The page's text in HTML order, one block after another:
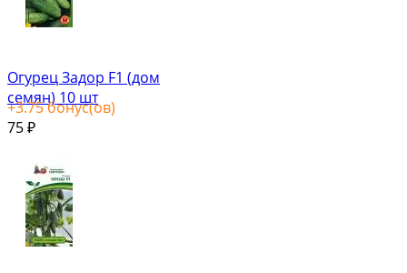
Огурец Задор F1 (дом
семян) 10 шт
+3.75бонус(ов)
75 ₽